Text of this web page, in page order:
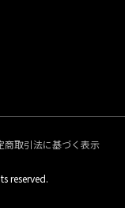
商取引法に基づく表示
reserved.